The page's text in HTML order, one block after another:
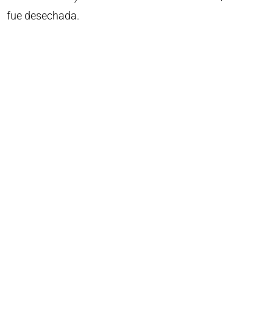
fue desechada.